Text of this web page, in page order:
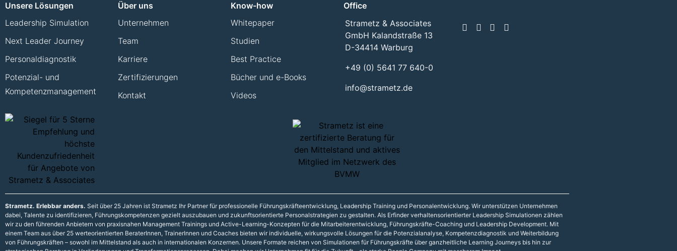
Unsere Lösungen
Leadership Simulation
Next Leader Journey
Personaldiagnostik
Potenzial- und
Kompetenzmanagement
Über uns
Unternehmen
Team
Karriere
Zertifizierungen
Kontakt
Know-how
Whitepaper
Studien
Best Practice
Bücher und e-Books
Videos
Office
Strametz & Associates
GmbH Kalandstraße 13
D-34414 Warburg
+49 (0) 5641 77 640-0
info@strametz.de
Strametz. Erlebbar anders. Seit über 25 Jahren ist Strametz Ihr Partner für professionelle Führungskräfteentwicklung, Leadership Training und Personalentwicklung. Wir unterstützen Unternehmen
dabei, Talente zu identifizieren, Führungskompetenzen gezielt auszubauen und zukunftsorientierte Personalstrategien zu gestalten. Als Erfinder verhaltensorientierter Leadership Simulationen zählen
wir zu den führenden Anbietern von praxisnahen Management Trainings und Active-Learning-Konzepten für die Mitarbeiterentwicklung, Führungskräfte-Coaching und Leadership Development. Mit
einem Team aus über 25 werteorientierten BeraterInnen, TrainerInnen und Coaches bieten wir individuelle, wirkungsvolle Lösungen für die Potenzialanalyse, Kompetenzdiagnostik und Weiterbildung
von Führungskräften – sowohl im Mittelstand als auch in internationalen Konzernen. Unsere Formate reichen von Simulationen für Führungskräfte über ganzheitliche Learning Journeys bis hin zur